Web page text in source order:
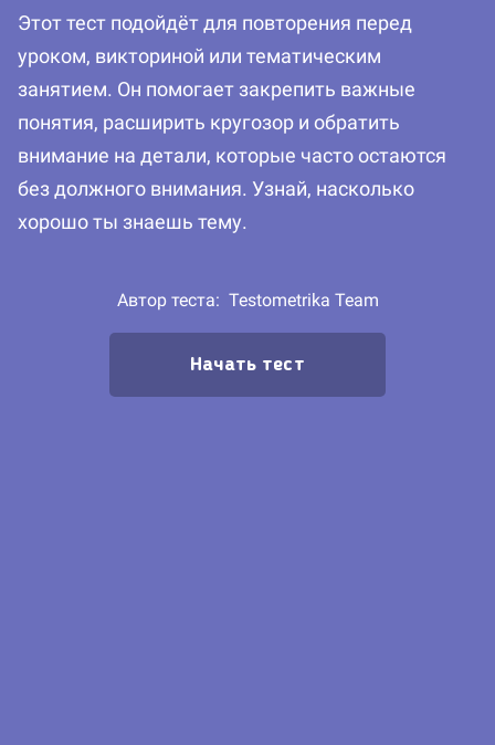
Этот тест подойдёт для повторения перед
уроком, викториной или тематическим
занятием. Он помогает закрепить важные
понятия, расширить кругозор и обратить
внимание на детали, которые часто остаются
без должного внимания. Узнай, насколько
хорошо ты знаешь тему.
Автор теста: Testometrika Team
Начать тест